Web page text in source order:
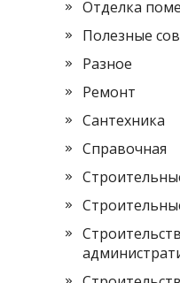
Отделка
Полезные
Разное
Ремонт
Сантехника
Справочная